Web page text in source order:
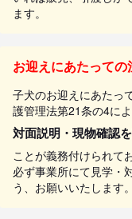
ます。
お迎えにあたっての
子犬のお迎えにあたっ
護管理法第21条の4によ
対面説明・現物確認
ことが義務付けられて
必ず事業所にて見学・
う、お願いいたします。